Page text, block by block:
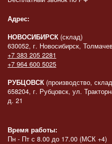
Адрес:
НОВОСИБИРСК (склад)
630052, г. Новосибирск,
+7 383 205 2281
+7 964 600 5025
РУБЦОВСК (производство,
658204, г. Рубцовск, ул.
д. 21
Время работы:
Пн - Пт с 8.00 до 17.00 (МСК +4)